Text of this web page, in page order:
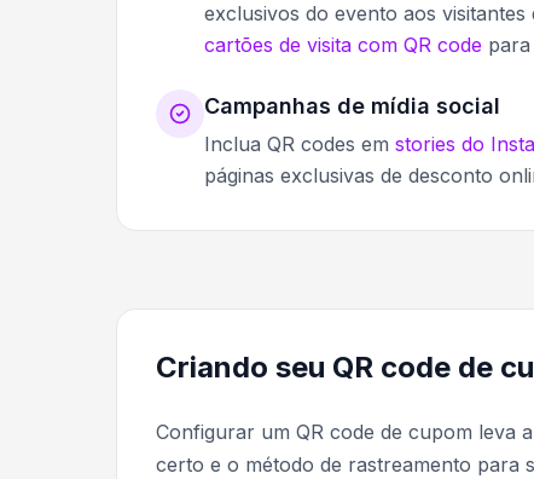
exclusivos do evento aos
cartões de visita com QR code
Campanhas de mídia social
Inclua QR codes em stories do
páginas exclusivas de desconto
Criando seu QR code de
Configurar um QR code de cupom leva
certo e o método de rastreamento para